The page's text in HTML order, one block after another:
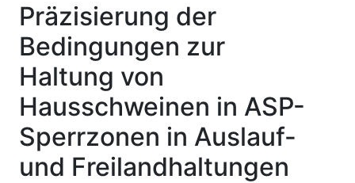
Präzisierung der
Bedingungen zur
Haltung von
Hausschweinen in ASP-
Sperrzonen in Auslauf-
und Freilandhaltungen